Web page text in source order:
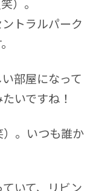
）。
トラルパーク
部屋になって
いですね！
。いつも誰か
いて、リビン